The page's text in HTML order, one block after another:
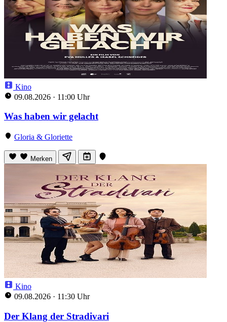
Kino
09.08.2026 · 11:00 Uhr
Was haben wir gelacht
Gloria & Gloriette
Merken
Kino
09.08.2026 · 11:30 Uhr
Der Klang der Stradivari